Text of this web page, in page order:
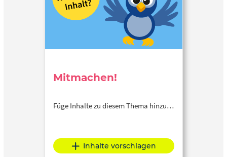
Mitmachen!
Füge Inhalte zu diesem Thema hinzu…
Inhalte vorschlagen